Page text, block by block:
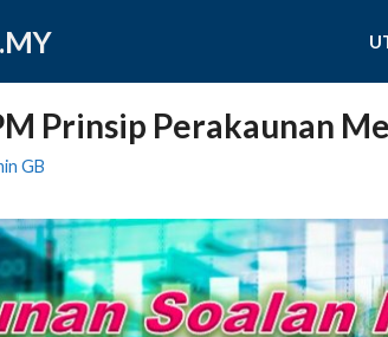
Prinsip Perakaunan
GB